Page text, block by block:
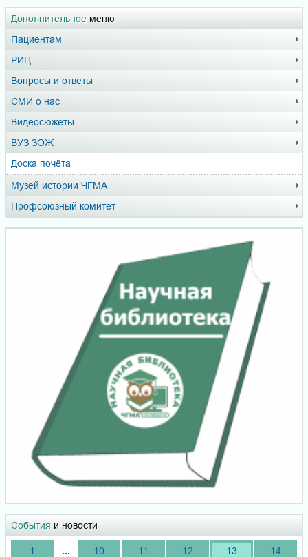
Дополнительное меню
Пациентам
РИЦ
Вопросы и ответы
СМИ о нас
Видеосюжеты
ВУЗ ЗОЖ
Доска почёта
Музей истории ЧГМА
Профсоюзный комитет
События и новости
1 10 11 12 13
14